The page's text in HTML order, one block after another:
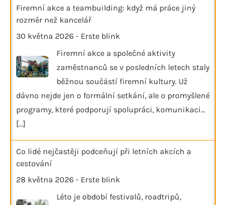
Firemní akce a teambuilding: když má práce jiný
rozměr než kancelář
30 května 2026 - Erste blink
Firemní akce a společné aktivity
zaměstnanců se v posledních letech staly
běžnou součástí firemní kultury. Už
dávno nejde jen o formální setkání, ale o promyšlené
programy, které podporují spolupráci, komunikaci…
[...]
Co lidé nejčastěji podceňují při letních akcích a
cestování
28 května 2026 - Erste blink
Léto je období festivalů, roadtripů,